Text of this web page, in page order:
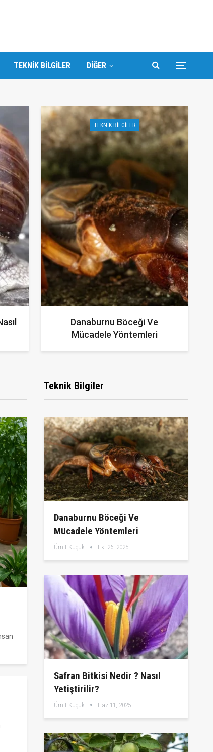
TEKNIK BILGILER DIĞER
TEKNIK BILGILER
Danaburnu Böceği Ve
Mücadele Yöntemleri
Teknik Bilgiler
Danaburnu Böceği Ve
Mücadele Yöntemleri
Ümit Küçük Eki 26, 2025
Safran Bitkisi Nedir ? Nasıl
Yetiştirilir?
Ümit Küçük Haz 11, 2025